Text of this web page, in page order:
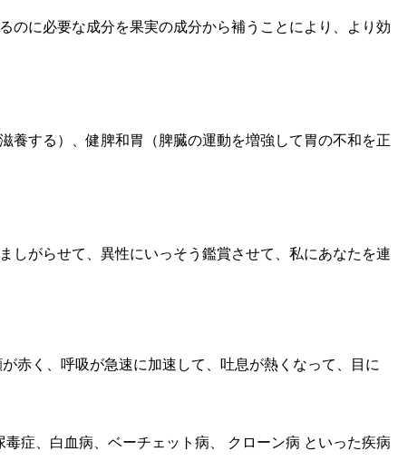
のに必要な成分を果実の成分から補うことにより、より効
養する）、健脾和胃（脾臓の運動を増強して胃の不和を正
しがらせて、異性にいっそう鑑賞させて、私にあなたを連
赤く、呼吸が急速に加速して、吐息が熱くなって、目に
症、白血病、ベーチェット病、 クローン病 といった疾病